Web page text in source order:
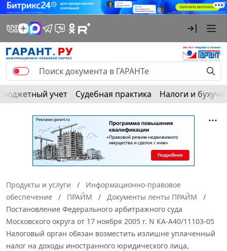
Бюджетный учет Судебная практика Налоги и
Продукты и услуги
Информационно-правовое
обеспечение
ПРАЙМ
Документы ленты ПРАЙМ
Постановление Федерального арбитражного суда
Московского округа от 17 ноября 2005 г. N КА-А40/11103-05
Налоговый орган обязан возместить излишне уплаченный
налог на доходы иностранного юридического лица,